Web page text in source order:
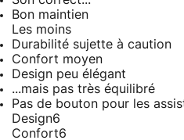
Bon maintien
Les moins
Durabilité sujette à caution
Confort moyen
Design peu élégant
...mais pas très équilibré
Pas de bouton pour les
Design6
Confort6